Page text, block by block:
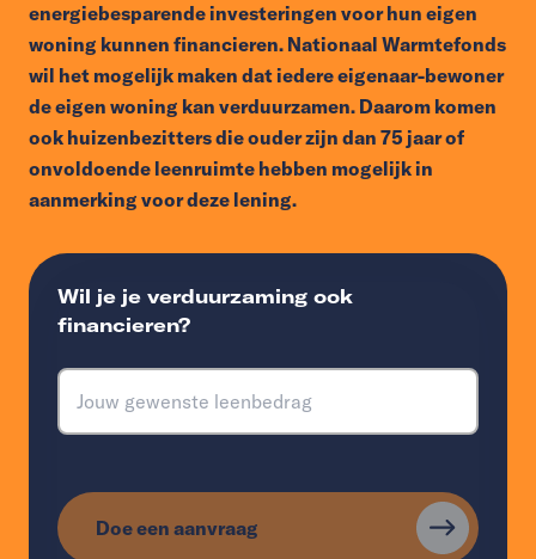
energiebesparende investeringen voor hun eigen
woning kunnen financieren. Nationaal Warmtefonds
wil het mogelijk maken dat iedere eigenaar-bewoner
de eigen woning kan verduurzamen. Daarom komen
ook huizenbezitters die ouder zijn dan 75 jaar of
onvoldoende leenruimte hebben mogelijk in
aanmerking voor deze lening.
Wil je je verduurzaming ook
financieren?
Doe een aanvraag